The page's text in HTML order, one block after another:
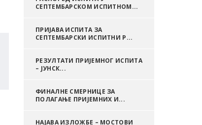
СЕПТЕМБАРСКОМ ИСПИТНОМ...
ПРИЈАВА ИСПИТА ЗА
СЕПТЕМБАРСКИ ИСПИТНИ Р...
РЕЗУЛТАТИ ПРИЈЕМНОГ ИСПИТА
– ЈУНСК...
ФИНАЛНЕ СМЕРНИЦЕ ЗА
ПОЛАГАЊЕ ПРИЈЕМНИХ И...
НАЈАВА ИЗЛОЖБЕ – МОСТОВИ